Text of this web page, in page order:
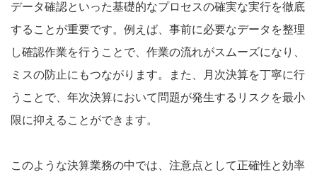
データ確認といった基礎的なプロセスの確実な実行を徹底
することが重要です。例えば、事前に必要なデータを整理
し確認作業を行うことで、作業の流れがスムーズになり、
ミスの防止にもつながります。また、月次決算を丁寧に行
うことで、年次決算において問題が発生するリスクを最小
限に抑えることができます。
このような決算業務の中では、注意点として正確性と効率